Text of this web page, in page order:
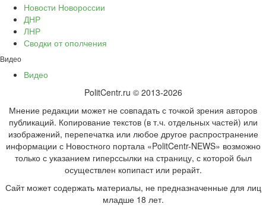
Новости Новороссии
ДНР
ЛНР
Сводки от ополчения
Видео
Видео
PolitCentr.ru © 2013-2026
Мнение редакции может не совпадать с точкой зрения авторов
публикаций. Копирование текстов (в т.ч. отдельных частей) или
изображений, перепечатка или любое другое распространение
информации с Новостного портала «PolitCentr-NEWS» возможно
только с указанием гиперссылки на страницу, с которой был
осуществлен копипаст или рерайт.
Сайт может содержать материалы, не предназначенные для лиц
младше 18 лет.